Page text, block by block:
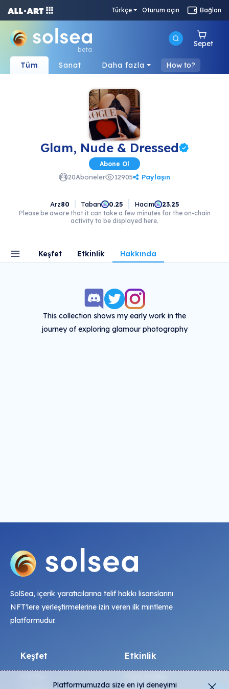
Türkçe Oturum açın Bağlan
beta
Sepet
Tüm Sanat Daha fazla How to?
Glam, Nude & Dressed
Abone Ol
20Aboneler 12905 Paylaşın
Arz80 Taban 0.25 Hacim 23.25
Please be aware that it can take a few minutes for the on-chain
activity to be displayed here.
Keşfet Etkinlik Hakkında
This collection shows my early work in the
journey of exploring glamour photography
SolSea, içerik yaratıcılarına telif hakkı lisanslarını
NFT'lere yerleştirmelerine izin veren ilk mintleme
platformudur.
Keşfet Etkinlik
Platformumuzda size en iyi deneyimi